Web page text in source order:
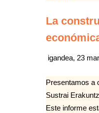
La
igandea, 23
Presentamos a
Sustrai
Este informe